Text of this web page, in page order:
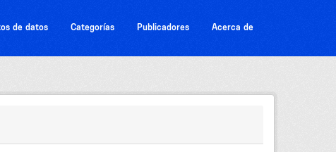
de datos Categorías Publicadores Acerca de